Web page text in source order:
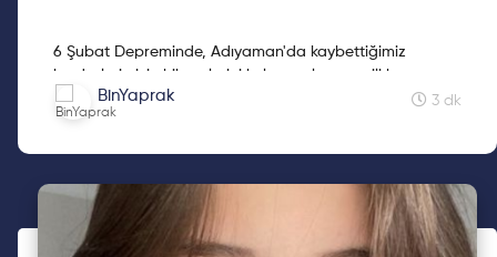
6 Şubat Depreminde, Adıyaman'da kaybettiğimiz
kardeşlerimizin hikayelerini kaleme alan sevgili kız
kardeşimiz Mine Kavasoğulları'na teşekkür ederiz.
BinYaprak 3 dk